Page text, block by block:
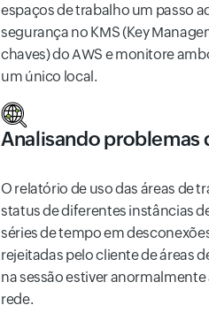
espaços de trabalho um passo
segurança no KMS (Key
chaves) do AWS e monitore
um único local.
Analisando problemas
O relatório de uso das áreas de
status de diferentes instâncias
séries de tempo em
rejeitadas pelo cliente de áreas
na sessão estiver
rede.